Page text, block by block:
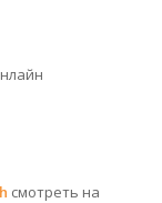
смотреть на